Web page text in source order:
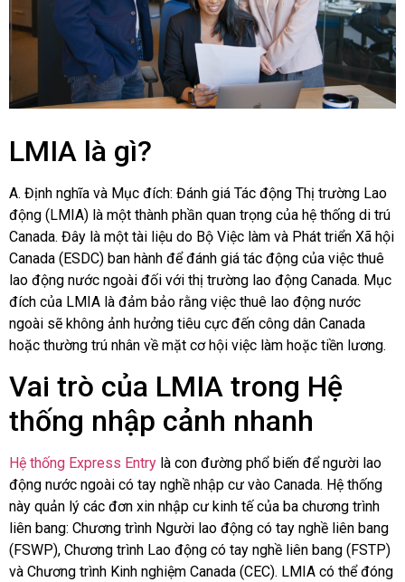
LMIA là gì?
A. Định nghĩa và Mục đích: Đánh giá Tác động Thị trường Lao
động (LMIA) là một thành phần quan trọng của hệ thống di trú
Canada. Đây là một tài liệu do Bộ Việc làm và Phát triển Xã hội
Canada (ESDC) ban hành để đánh giá tác động của việc thuê
lao động nước ngoài đối với thị trường lao động Canada. Mục
đích của LMIA là đảm bảo rằng việc thuê lao động nước
ngoài sẽ không ảnh hưởng tiêu cực đến công dân Canada
hoặc thường trú nhân về mặt cơ hội việc làm hoặc tiền lương.
Vai trò của LMIA trong Hệ
thống nhập cảnh nhanh
Hệ thống Express Entry là con đường phổ biến để người lao
động nước ngoài có tay nghề nhập cư vào Canada. Hệ thống
này quản lý các đơn xin nhập cư kinh tế của ba chương trình
liên bang: Chương trình Người lao động có tay nghề liên bang
(FSWP), Chương trình Lao động có tay nghề liên bang (FSTP)
và Chương trình Kinh nghiệm Canada (CEC). LMIA có thể đóng